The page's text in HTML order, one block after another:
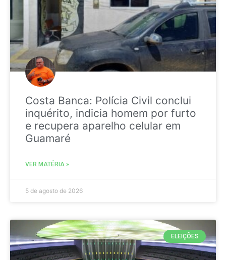
Costa Banca: Polícia Civil conclui
inquérito, indicia homem por furto
e recupera aparelho celular em
Guamaré
VER MATÉRIA »
5 de agosto de 2026
ELEIÇÕES